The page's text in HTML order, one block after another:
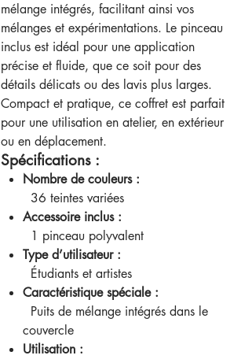
mélange intégrés, facilitant ainsi vos
mélanges et expérimentations. Le pinceau
inclus est idéal pour une application
précise et fluide, que ce soit pour des
détails délicats ou des lavis plus larges.
Compact et pratique, ce coffret est parfait
pour une utilisation en atelier, en extérieur
ou en déplacement.
Spécifications :
Nombre de couleurs :
36 teintes variées
Accessoire inclus :
1 pinceau polyvalent
Type d’utilisateur :
Étudiants et artistes
Caractéristique spéciale :
Puits de mélange intégrés dans le
couvercle
Utilisation :